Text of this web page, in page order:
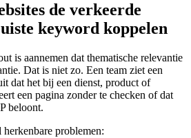
de verkeerde
keyword koppelen
is aannemen dat thematische relevantie
Dat is niet zo. Een team ziet een
dat het bij een dienst, product of
een pagina zonder te checken of dat
beloont.
problemen: